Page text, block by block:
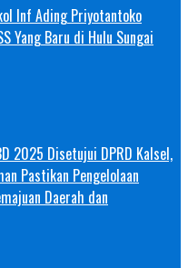
Inf Ading Priyotantoko
Yang Baru di Hulu Sungai
2025 Disetujui DPRD Kalsel,
Pastikan Pengelolaan
Daerah dan